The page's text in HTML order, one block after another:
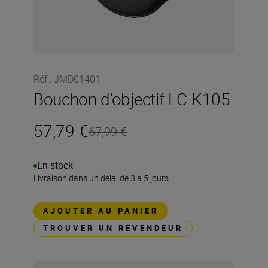
Réf.: JMD01401
Bouchon d’objectif LC-K105
57,79 €67,99 €
En stock
Livraison dans un délai de 3 à 5 jours
AJOUTER AU PANIER
TROUVER UN REVENDEUR